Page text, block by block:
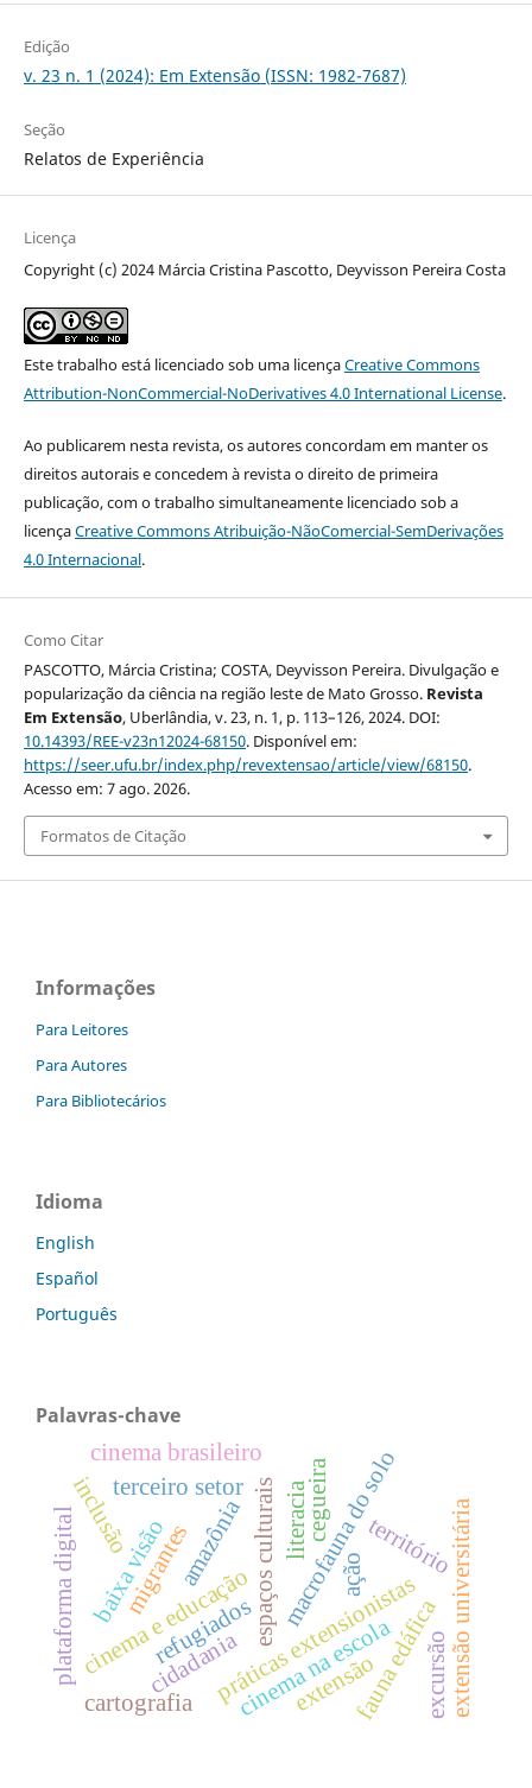
Edição
v. 23 n. 1 (2024): Em Extensão (ISSN: 1982-7687)
Seção
Relatos de Experiência
Licença
Copyright (c) 2024 Márcia Cristina Pascotto, Deyvisson Pereira Costa
Este trabalho está licenciado sob uma licençaCreative Commons
Attribution-NonCommercial-NoDerivatives 4.0 International License.
Ao publicarem nesta revista, os autores concordam em manter os
direitos autorais e concedem à revista o direito de primeira
publicação, com o trabalho simultaneamente licenciado sob a
licençaCreative Commons Atribuição-NãoComercial-SemDerivações
4.0 Internacional.
Como Citar
PASCOTTO, Márcia Cristina; COSTA, Deyvisson Pereira. Divulgação e
popularização da ciência na região leste de Mato Grosso. Revista
Em Extensão, Uberlândia, v. 23, n. 1, p. 113–126, 2024. DOI:
10.14393/REE-v23n12024-68150. Disponível em:
https://seer.ufu.br/index.php/revextensao/article/view/68150.
Acesso em: 7 ago. 2026.
Formatos de Citação
Informações
Para Leitores
Para Autores
Para Bibliotecários
Idioma
English
Español
Português
Palavras-chave
espaços culturais
práticas extensionistas
amazônia macrofauna do solo
fauna edáfica
cinema e educaçãocinema na escola
cinema brasileiro
plataforma digital extensão universitária
terceiro setor
território
refugiados
migrantes
cegueira
baixa visão literacia
ação
cidadania
inclusão
extensão
cartografia excursão